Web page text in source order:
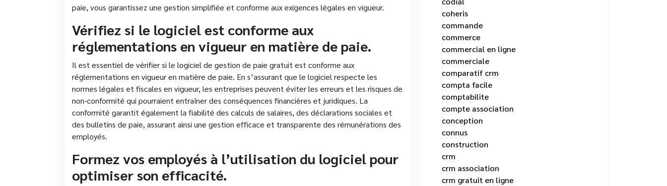
paie, vous garantissez une gestion simplifiée et conforme aux exigences légales en vigueur.
Vérifiez si le logiciel est conforme aux
réglementations en vigueur en matière de paie.
Il est essentiel de vérifier si le logiciel de gestion de paie gratuit est conforme aux
réglementations en vigueur en matière de paie. En s’assurant que le logiciel respecte les
normes légales et fiscales en vigueur, les entreprises peuvent éviter les erreurs et les risques de
non-conformité qui pourraient entraîner des conséquences financières et juridiques. La
conformité garantit également la fiabilité des calculs de salaires, des déclarations sociales et
des bulletins de paie, assurant ainsi une gestion efficace et transparente des rémunérations des
employés.
Formez vos employés à l’utilisation du logiciel pour
optimiser son efficacité.
coheris
commande
commerce
commercial en ligne
commerciale
comparatif crm
compta facile
comptabilite
compte association
conception
connus
construction
crm
crm association
crm gratuit en ligne